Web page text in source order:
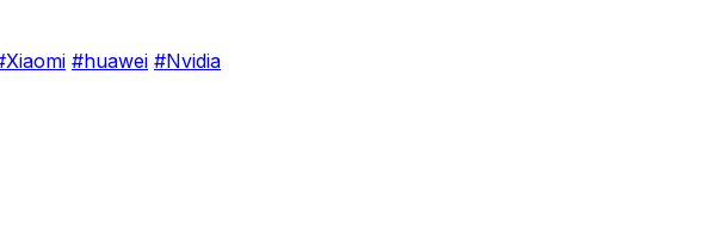
#huawei #Nvidia